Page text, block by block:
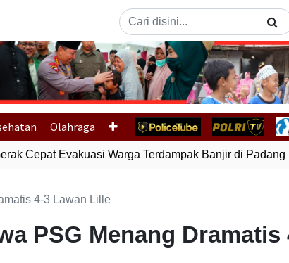
Olahraga
Cepat Evakuasi Warga Terdampak Banjir di Padang
4-3 Lawan Lille
PSG Menang Dramatis